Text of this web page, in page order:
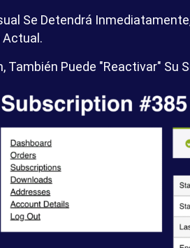
Se Detendrá
Actual.
También Puede "Reactivar"